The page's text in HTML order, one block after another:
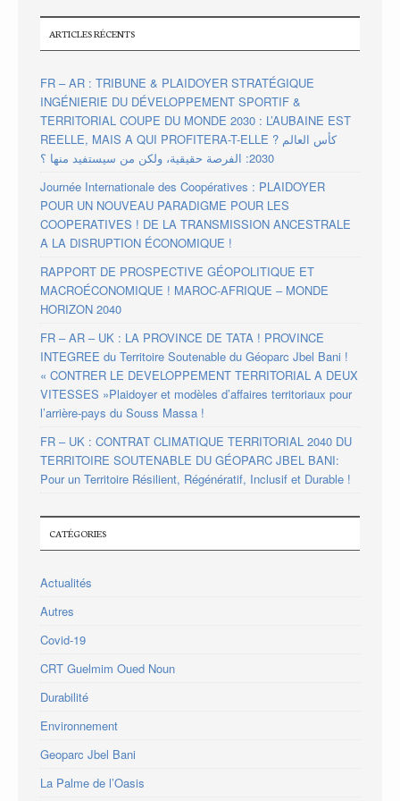
ARTICLES RÉCENTS
FR – AR : TRIBUNE & PLAIDOYER STRATÉGIQUE
INGÉNIERIE DU DÉVELOPPEMENT SPORTIF &
TERRITORIAL COUPE DU MONDE 2030 : L’AUBAINE EST
REELLE, MAIS A QUI PROFITERA-T-ELLE ? كأس العالم
2030: الفرصة حقيقية، ولكن من سيستفيد منها ؟
Journée Internationale des Coopératives : PLAIDOYER
POUR UN NOUVEAU PARADIGME POUR LES
COOPERATIVES ! DE LA TRANSMISSION ANCESTRALE
A LA DISRUPTION ÉCONOMIQUE !
RAPPORT DE PROSPECTIVE GÉOPOLITIQUE ET
MACROÉCONOMIQUE ! MAROC-AFRIQUE – MONDE
HORIZON 2040
FR – AR – UK : LA PROVINCE DE TATA ! PROVINCE
INTEGREE du Territoire Soutenable du Géoparc Jbel Bani !
« CONTRER LE DEVELOPPEMENT TERRITORIAL A DEUX
VITESSES »Plaidoyer et modèles d’affaires territoriaux pour
l’arrière-pays du Souss Massa !
FR – UK : CONTRAT CLIMATIQUE TERRITORIAL 2040 DU
TERRITOIRE SOUTENABLE DU GÉOPARC JBEL BANI:
Pour un Territoire Résilient, Régénératif, Inclusif et Durable !
CATÉGORIES
Actualités
Autres
Covid-19
CRT Guelmim Oued Noun
Durabilité
Environnement
Geoparc Jbel Bani
La Palme de l’Oasis